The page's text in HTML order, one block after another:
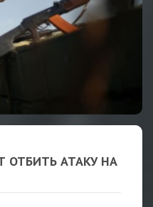
АТАКУ НА